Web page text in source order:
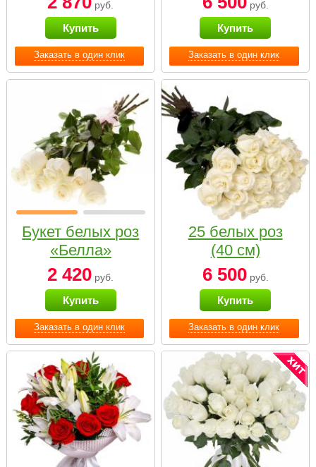
Заказать в один клик
руб.
Купить
Заказать в один клик
руб.
Купить
Заказать в один клик
Букет белых роз
«Белла»
2 420 руб.
Купить
Заказать в один клик
25 белых роз
(40 см)
6 500руб.
Купить